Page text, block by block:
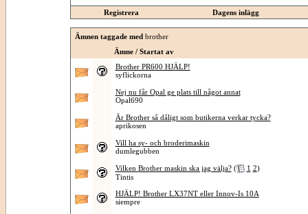
Registrera Dagens inlägg
Ämnen taggade med brother
Ämne / Startat av
Brother PR600 HJÄLP!
syflickorna
Nej nu får Opal ge plats till något annat
Opal690
Är Brother så dåligt som butikerna verkar tycka?
aprikosen
Vill ha sy- och broderimaskin
dumlegubben
Vilken Brother maskin ska jag välja? ( 1 2)
Tintis
HJÄLP! Brother LX37NT eller Innov-Is 10A
siempre